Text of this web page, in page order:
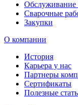
Сварочные
Закупки
О компании
История
Карьера у нас
Партнеры
Сертификаты
Полезные